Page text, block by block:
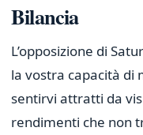
Bilancia
L’opposizione di
la vostra capacità di
sentirvi attratti da
rendimenti che non